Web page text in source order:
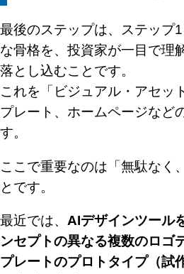
最後のステップは、ステップ
な骨格を、投資家が一目で理
落とし込むことです。
これを「ビジュアル・アセッ
プレート、ホームページなど
す。
ここで重要なのは「無駄なく
とです。
最近では、 AIデザインツール
ンセプトの異なる複数のロゴ
プレートのプロトタイプ（試